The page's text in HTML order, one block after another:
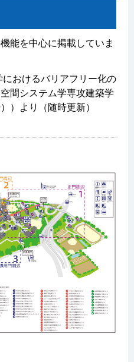
能を中心に掲載していま
おけるバリアフリー化の
間システム学専攻建築学
）より（随時更新）